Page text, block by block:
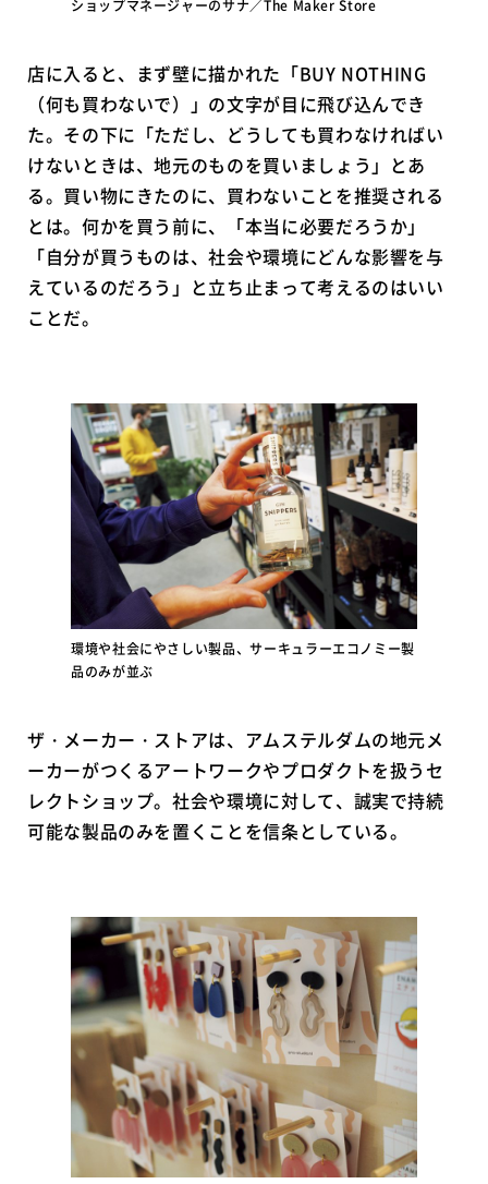
ショップマネージャーのサナ／The Maker Store
店に入ると、まず壁に描かれた「BUY NOTHING
（何も買わないで）」の文字が目に飛び込んでき
た。その下に「ただし、どうしても買わなければい
けないときは、地元のものを買いましょう」とあ
る。買い物にきたのに、買わないことを推奨される
とは。何かを買う前に、「本当に必要だろうか」
「自分が買うものは、社会や環境にどんな影響を与
えているのだろう」と立ち止まって考えるのはいい
ことだ。
環境や社会にやさしい製品、サーキュラーエコノミー製
品のみが並ぶ
ザ・メーカー・ストアは、アムステルダムの地元メ
ーカーがつくるアートワークやプロダクトを扱うセ
レクトショップ。社会や環境に対して、誠実で持続
可能な製品のみを置くことを信条としている。